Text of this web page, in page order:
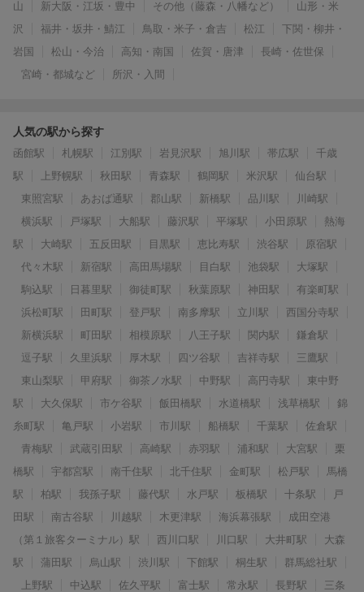
山 新大阪・江坂・豊中 その他（藤森・八幡など）
山形・米
沢
福井・坂井・鯖江 鳥取・米子・倉吉 松江
下関・柳井・
岩国
松山・今治 高知・南国 佐賀・唐津
長崎・佐世保
宮崎・都城など
所沢・入間
人気の駅から探す
函館駅 札幌駅 江別駅 岩見沢駅 旭川駅 帯広駅
千歳
駅
上野幌駅 秋田駅 青森駅 鶴岡駅 米沢駅
仙台駅
東照宮駅
あおば通駅 郡山駅 新橋駅 品川駅
川崎駅
横浜駅
戸塚駅 大船駅 藤沢駅 平塚駅 小田原駅
熱海
駅
大崎駅 五反田駅 目黒駅 恵比寿駅 渋谷駅
原宿駅
代々木駅
新宿駅 高田馬場駅 目白駅 池袋駅
大塚駅
駒込駅
日暮里駅 御徒町駅 秋葉原駅 神田駅
有楽町駅
浜松町駅
田町駅 登戸駅 南多摩駅 立川駅
西国分寺駅
新横浜駅
町田駅 相模原駅 八王子駅 関内駅
鎌倉駅
逗子駅
久里浜駅 厚木駅 四ツ谷駅 吉祥寺駅
三鷹駅
東山梨駅
甲府駅 御茶ノ水駅 中野駅 高円寺駅
東中野
駅
大久保駅 市ケ谷駅 飯田橋駅 水道橋駅 浅草橋駅
錦
糸町駅
亀戸駅 小岩駅 市川駅 船橋駅 千葉駅
佐倉駅
青梅駅
武蔵引田駅 高崎駅 赤羽駅 浦和駅 大宮駅
栗
橋駅
宇都宮駅 南千住駅 北千住駅 金町駅 松戸駅
馬橋
駅
柏駅 我孫子駅 藤代駅 水戸駅 板橋駅 十条駅
戸
田駅
南古谷駅 川越駅 木更津駅 海浜幕張駅
成田空港
（第１旅客ターミナル）駅
西川口駅 川口駅 大井町駅
大森
駅
蒲田駅 烏山駅 渋川駅 下館駅 桐生駅
群馬総社駅
上野駅
中込駅 佐久平駅 富士駅 常永駅 長野駅
三条